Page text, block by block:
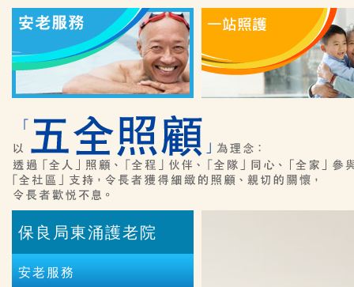
保良局東涌護老院
安老服務